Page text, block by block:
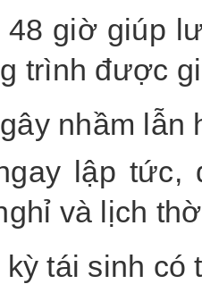
giờ giúp
trình được
nhầm
lập tức,
và lịch
tái sinh có